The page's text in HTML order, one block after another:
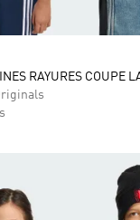
RAYURES COUPE
de produits